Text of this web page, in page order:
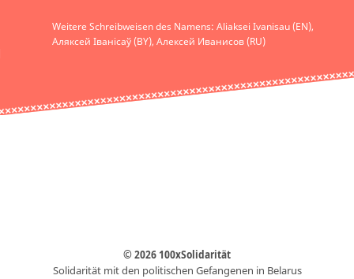
Weitere Schreibweisen des Namens: Aliaksei Ivanisau (EN),
Аляксей Іванісаў (BY), Алекcей Иванисов (RU)
© 2026 100xSolidarität
Solidarität mit den politischen Gefangenen in Belarus